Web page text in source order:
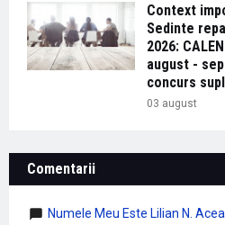
Context
Sedinte
2026:
august -
concurs
03 august
Comentarii
Numele Meu Este Lilian N.